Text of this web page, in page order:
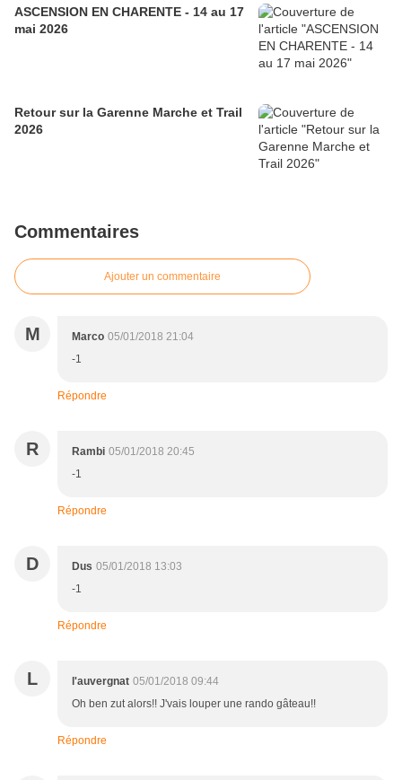
ASCENSION EN CHARENTE - 14 au 17
mai 2026
Retour sur la Garenne Marche et Trail
2026
Commentaires
Ajouter un commentaire
M Marco 05/01/2018 21:04
-1
Répondre
R Rambi 05/01/2018 20:45
-1
Répondre
D Dus 05/01/2018 13:03
-1
Répondre
L l'auvergnat 05/01/2018 09:44
Oh ben zut alors!! J'vais louper une rando gâteau!!
Répondre